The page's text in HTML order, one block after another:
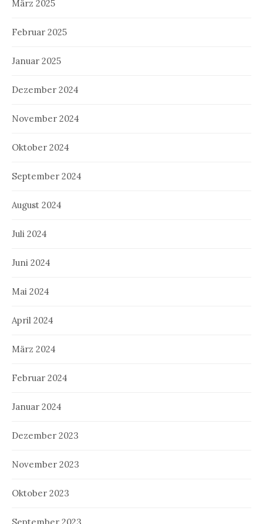
März 2025
Februar 2025
Januar 2025
Dezember 2024
November 2024
Oktober 2024
September 2024
August 2024
Juli 2024
Juni 2024
Mai 2024
April 2024
März 2024
Februar 2024
Januar 2024
Dezember 2023
November 2023
Oktober 2023